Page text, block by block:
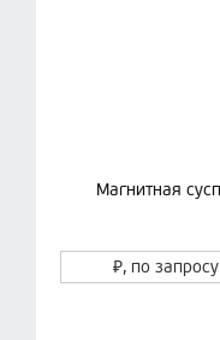
Магнитная
₽, по запросу